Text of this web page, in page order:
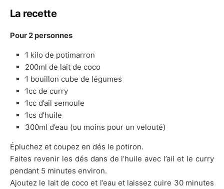
La recette
Pour 2 personnes
1 kilo de potimarron
200ml de lait de coco
1 bouillon cube de légumes
1cc de curry
1cc d’ail semoule
1cs d’huile
300ml d’eau (ou moins pour un velouté)
Épluchez et coupez en dés le potiron.
Faites revenir les dés dans de l’huile avec l’ail et le curry
pendant 5 minutes environ.
Ajoutez le lait de coco et l’eau et laissez cuire 30 minutes